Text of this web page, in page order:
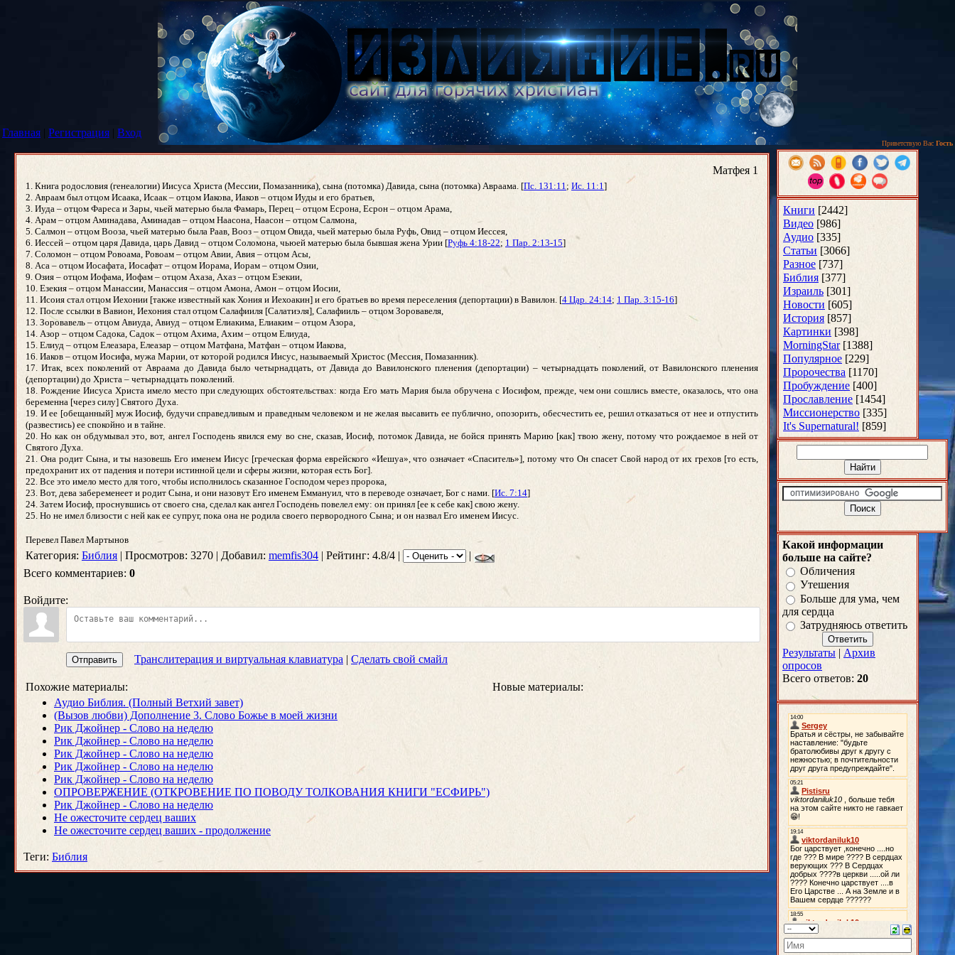
Главная | Регистрация | Вход
Приветствую Вас Гость
Матфея 1
1. Книга родословия (генеалогии) Иисуса Христа (Мессии, Помазанника), сына (потомка) Давида, сына (потомка) Авраама. [Пс. 131:11; Ис. 11:1]
2. Авраам был отцом Исаака, Исаак – отцом Иакова, Иаков – отцом Иуды и его братьев,
3. Иуда – отцом Фареса и Зары, чьей матерью была Фамарь, Перец – отцом Есрона, Есрон – отцом Арама,
4. Арам – отцом Аминадава, Аминадав – отцом Наасона, Наасон – отцом Салмона,
5. Салмон – отцом Вооза, чьей матерью была Раав, Вооз – отцом Овида, чьей матерью была Руфь, Овид – отцом Иессея,
6. Иессей – отцом царя Давида, царь Давид – отцом Соломона, чьюей матерью была бывшая жена Урии [Руфь 4:18-22; 1 Пар. 2:13-15]
7. Соломон – отцом Ровоама, Ровоам – отцом Авии, Авия – отцом Асы,
8. Аса – отцом Иосафата, Иосафат – отцом Иорама, Иорам – отцом Озии,
9. Озия – отцом Иофама, Иофам – отцом Ахаза, Ахаз – отцом Езекии,
10. Езекия – отцом Манассии, Манассия – отцом Амона, Амон – отцом Иосии,
11. Исоия стал отцом Иехонии [также известный как Хония и Иехоакин] и его братьев во время переселения (депортации) в Вавилон. [4 Цар. 24:14; 1 Пар. 3:15-16]
12. После ссылки в Вавион, Иехония стал отцом Салафииля [Салатиэля], Салафииль – отцом Зоровавеля,
13. Зоровавель – отцом Авиуда, Авиуд – отцом Елиакима, Елиаким – отцом Азора,
14. Азор – отцом Садока, Садок – отцом Ахима, Ахим – отцом Елиуда,
15. Елиуд – отцом Елеазара, Елеазар – отцом Матфана, Матфан – отцом Иакова,
16. Иаков – отцом Иосифа, мужа Марии, от которой родился Иисус, называемый Христос (Мессия, Помазанник).
17. Итак, всех поколений от Авраама до Давида было четырнадцать, от Давида до Вавилонского пленения (депортации) – четырнадцать поколений, от Вавилонского пленения
(депортации) до Христа – четырнадцать поколений.
18. Рождение Иисуса Христа имело место при следующих обстоятельствах: когда Его мать Мария была обручена с Иосифом, прежде, чем они сошлись вместе, оказалось, что она
беременна [через силу] Святого Духа.
19. И ее [обещанный] муж Иосиф, будучи справедливым и праведным человеком и не желая высавить ее публично, опозорить, обесчестить ее, решил отказаться от нее и отпустить
(развестись) ее спокойно и в тайне.
20. Но как он обдумывал это, вот, ангел Господень явился ему во сне, сказав, Иосиф, потомок Давида, не бойся принять Марию [как] твою жену, потому что рождаемое в ней от
Святого Духа.
21. Она родит Сына, и ты назовешь Его именем Иисус [греческая форма еврейского «Иешуа», что означает «Спаситель»], потому что Он спасет Свой народ от их грехов [то есть,
предохранит их от падения и потери истинной цели и сферы жизни, которая есть Бог].
22. Все это имело место для того, чтобы исполнилось сказанное Господом через пророка,
23. Вот, дева забеременеет и родит Сына, и они назовут Его именем Еммануил, что в переводе означает, Бог с нами. [Ис. 7:14]
24. Затем Иосиф, проснувшись от своего сна, сделал как ангел Господень повелел ему: он принял [ее к себе как] свою жену.
25. Но не имел близости с ней как ее супруг, пока она не родила своего первородного Сына; и он назвал Его именем Иисус.
Перевел Павел Мартынов
Категория: Библия | Просмотров: 3270 | Добавил: memfis304 | Рейтинг: 4.8/4 |
|
Всего комментариев: 0
Войдите:
Отправить Транслитерация и виртуальная клавиатура | Сделать свой смайл
Похожие материалы:
Новые материалы:
Аудио Библия. (Полный Ветхий завет)
(Вызов любви) Дополнение 3. Слово Божье в моей жизни
Рик Джойнер - Слово на неделю
Рик Джойнер - Слово на неделю
Рик Джойнер - Слово на неделю
Рик Джойнер - Слово на неделю
Рик Джойнер - Слово на неделю
ОПРОВЕРЖЕНИЕ (ОТКРОВЕНИЕ ПО ПОВОДУ ТОЛКОВАНИЯ КНИГИ "ЕСФИРЬ")
Рик Джойнер - Слово на неделю
Не ожесточите сердец ваших
Не ожесточите сердец ваших - продолжение
Теги: Библия
Книги [2442]
Видео [986]
Аудио [335]
Статьи [3066]
Разное [737]
Библия [377]
Израиль [301]
Новости [605]
История [857]
Картинки [398]
MorningStar [1388]
Популярное [229]
Пророчества [1170]
Пробуждение [400]
Прославление [1454]
Миссионерство [335]
It's Supernatural! [859]
Какой информации
больше на сайте?
Обличения
Утешения
Больше для ума, чем
для сердца
Затрудняюсь ответить
Результаты | Архив
опросов
Всего ответов: 20